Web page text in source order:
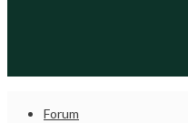
Forum